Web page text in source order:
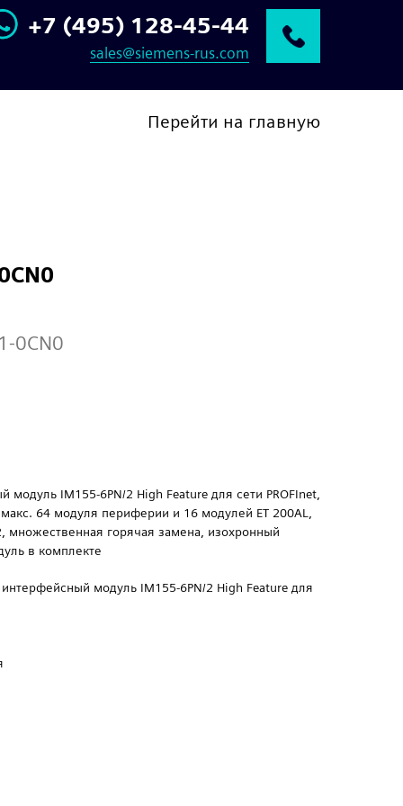
+7 (495) 128-45-44
sales@siemens-rus.com
Перейти на главную
0CN0
модуль IM155-6PN/2 High Feature для сети PROFInet,
макс. 64 модуля периферии и 16 модулей ET 200AL,
множественная горячая замена, изохронный
в комплекте
интерфейсный модуль IM155-6PN/2 High Feature для